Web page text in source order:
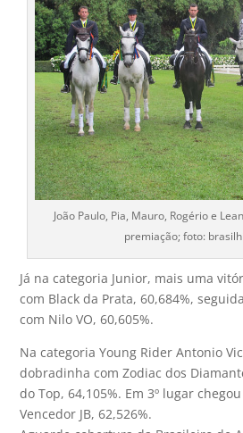
João Paulo, Pia, Mauro, Rogério e
premiação; foto:
Já na categoria Junior, mais uma
com Black da Prata, 60,684%,
com Nilo VO, 60,605%.
Na categoria Young Rider Antonio
dobradinha com Zodiac dos
do Top, 64,105%. Em 3º lugar
Vencedor JB, 62,526%.